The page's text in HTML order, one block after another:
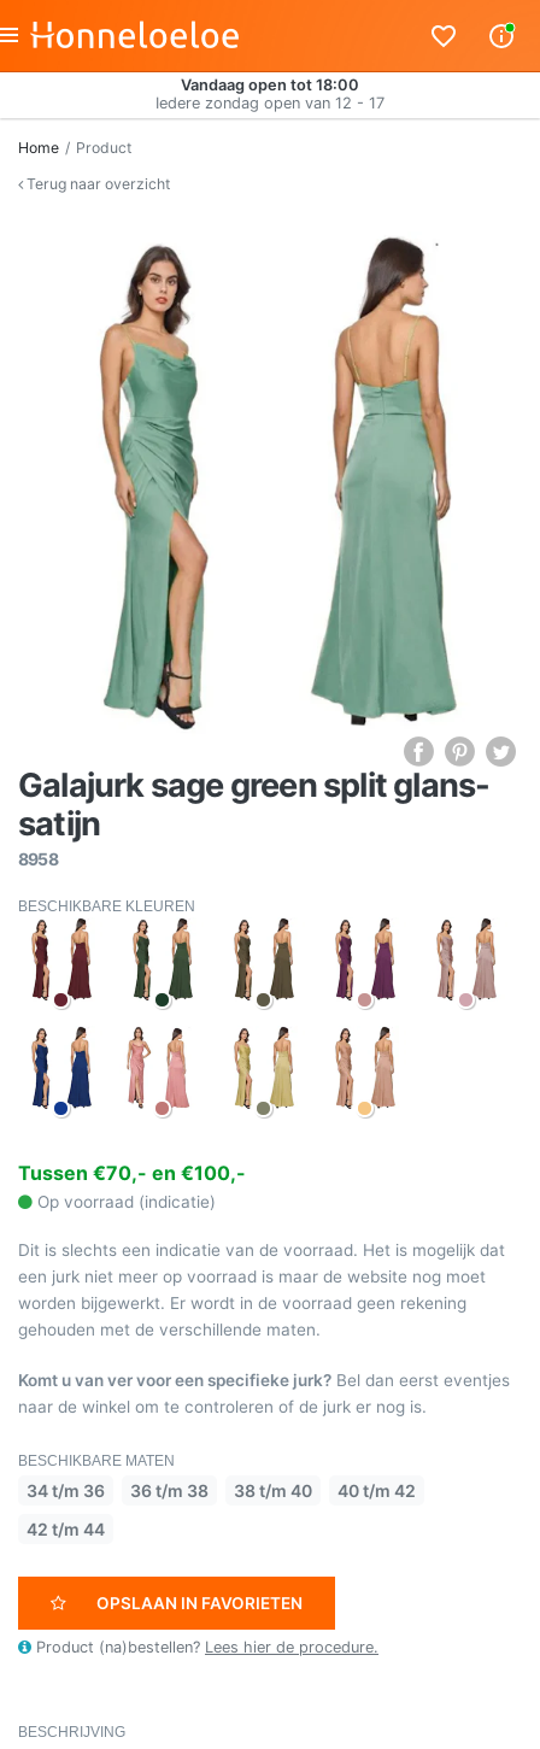
Vandaag open tot 18:00
Iedere zondag open van 12 - 17
Home
Product
Terug naar overzicht
Galajurk sage green split glans-
satijn
8958
BESCHIKBARE KLEUREN
Tussen €70,- en €100,-
Op voorraad (indicatie)
Dit is slechts een indicatie van de voorraad. Het is mogelijk dat
een jurk niet meer op voorraad is maar de website nog moet
worden bijgewerkt. Er wordt in de voorraad geen rekening
gehouden met de verschillende maten.
Komt u van ver voor een specifieke jurk? Bel dan eerst eventjes
naar de winkel om te controleren of de jurk er nog is.
BESCHIKBARE MATEN
34 t/m 36 36 t/m 38 38 t/m 40
40 t/m 42
42 t/m 44
OPSLAAN IN FAVORIETEN
Product (na)bestellen? Lees hier de procedure.
BESCHRIJVING